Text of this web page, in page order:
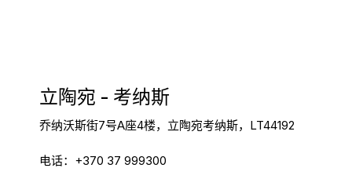
立陶宛 - 考纳斯
乔纳沃斯街7号A座4楼， 立陶宛考纳斯， LT44192
电话：+370 37 999300